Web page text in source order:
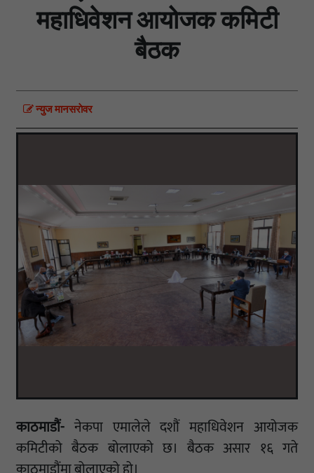
महाधिवेशन आयोजक कमिटी
बैठक
न्युज मानसराेवर
काठमाडौं- नेकपा एमालेले दशौं महाधिवेशन आयोजक
कमिटीको बैठक बोलाएको छ। बैठक असार १६ गते